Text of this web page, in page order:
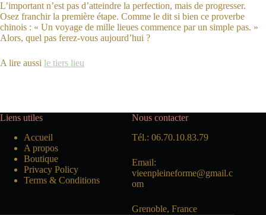
L’important n’est pas d’atteindre la perfection, mais de progresser.
Osez franchir la première étape. Comme le dit si bien ce proverbe
chinois : « Un voyage de mille lieues commence par un simple pas. »
Alors, quel pas ferez-vous aujourd’hui ?
A lire aussi le tiers lieu
Liens utiles
Accueil
A propos
Boutique
Privacy Policy
Terms & Conditions
Nous contacter
Tél.: 06.70.10.83.79
Email:
vieenpleineforme@gmail.c
om
Grenoble, France